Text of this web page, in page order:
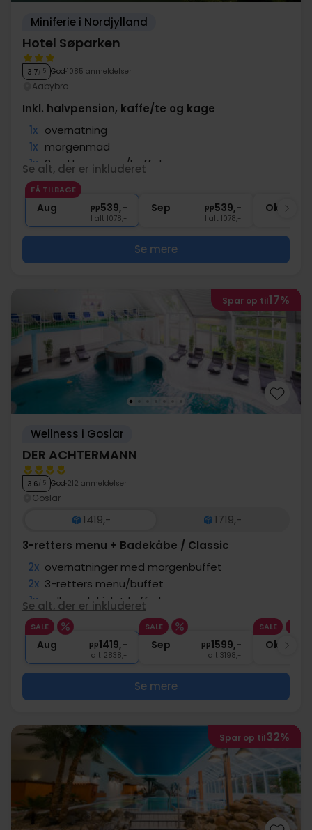
Miniferie i Nordjylland
Hotel Søparken
3.7/ 5 God 1085 anmeldelser
Aabybro
Inkl. halvpension, kaffe/te og kage
1x overnatning
1x morgenmad
1x 3-retters menu/buffet
1x kaffe/te og kage på ankomstdagen
∞ Gratis parkering og internet
Se alt, der er inkluderet
FÅ TILBAGE
Aug pp539,-
I alt 1078,-
Sep pp539,-
I alt 1078,-
Okt
Se mere
Spar op til17%
Wellness i Goslar
DER ACHTERMANN
3.6/ 5 God 212 anmeldelser
Goslar
1419,-
1719,-
3-retters menu + Badekåbe / Classic
2x overnatninger med morgenbuffet
2x 3-retters menu/buffet
1x velkomstdrink + kaffe to go
∞ Badekåbe og tøfler
∞ Adgang til wellnessafdeling
Se alt, der er inkluderet
SALE
Aug pp1419,-
I alt 2838,-
SALE
Sep pp1599,-
I alt 3198,-
SALE
Okt
Se mere
Spar op til32%